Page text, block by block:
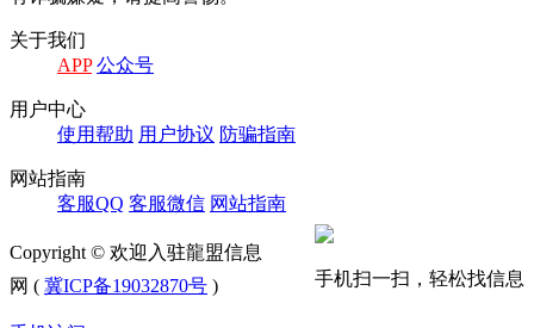
关于我们
APP 公众号
⽤户中⼼
使⽤帮助 ⽤户协议 防骗指南
⽹站指南
客服QQ 客服微信 ⽹站指南
手机扫一扫，轻松找信息
Copyright © 欢迎入驻龍盟信息
网 ( 冀ICP备19032870号 )